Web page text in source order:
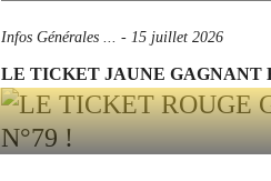
Infos Générales ... - 15 juillet 2026
LE TICKET JAUNE GAGNANT